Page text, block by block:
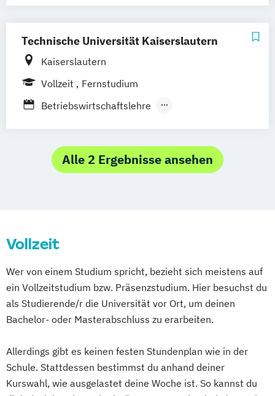
International Business Administration
Mittelstandsmanagement
Mittelstandsökonomie
Technische Betriebswirtschaft
Technische Universität Kaiserslautern
Kaiserslautern
Vollzeit
Fernstudium
Betriebswirtschaftslehre
Ökonomie und Management
Alle 2 Ergebnisse ansehen
Vollzeit
Wer von einem Studium spricht, bezieht sich meistens auf
ein Vollzeitstudium bzw. Präsenzstudium. Hier besuchst du
als Studierende/r die Universität vor Ort, um deinen
Bachelor- oder Masterabschluss zu erarbeiten.
Allerdings gibt es keinen festen Stundenplan wie in der
Schule. Stattdessen bestimmst du anhand deiner
Kurswahl, wie ausgelastet deine Woche ist. So kannst du